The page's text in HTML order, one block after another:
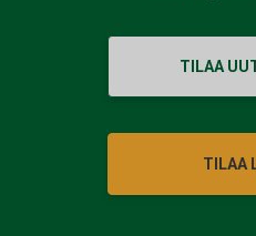
TILAA
TILAA